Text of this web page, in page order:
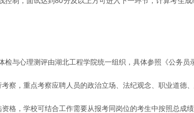
与心理测评由湖北工程学院统一组织，具体参照《公务员
察，重点考察应聘人员的政治立场、法纪观念、职业道德
格，学校可结合工作需要从报考同岗位的考生中按照总成绩